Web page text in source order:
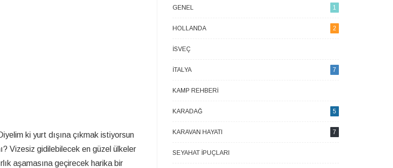
ki yurt dışına çıkmak istiyorsun
Vizesiz gidilebilecek en güzel ülkeler
aşamasına geçirecek harika bir
GENEL 1
HOLLANDA 2
İSVEÇ
İTALYA 7
KAMP REHBERI
KARADAĞ 5
KARAVAN HAYATI 7
SEYAHAT İPUÇLARI